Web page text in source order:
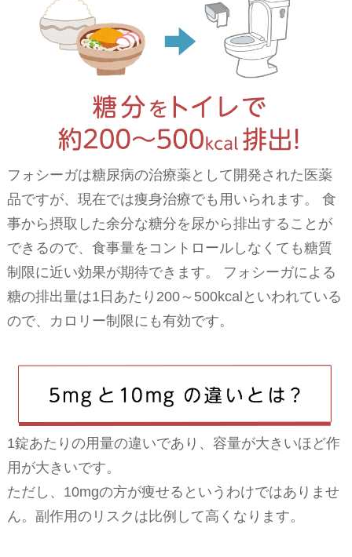
フォシーガは糖尿病の治療薬として開発された医薬
品ですが、現在では痩身治療でも用いられます。 食
事から摂取した余分な糖分を尿から排出することが
できるので、食事量をコントロールしなくても糖質
制限に近い効果が期待できます。 フォシーガによる
糖の排出量は1日あたり200～500kcalといわれている
ので、カロリー制限にも有効です。
1錠あたりの用量の違いであり、容量が大きいほど作
用が大きいです。
ただし、10mgの方が痩せるというわけではありませ
ん。副作用のリスクは比例して高くなります。